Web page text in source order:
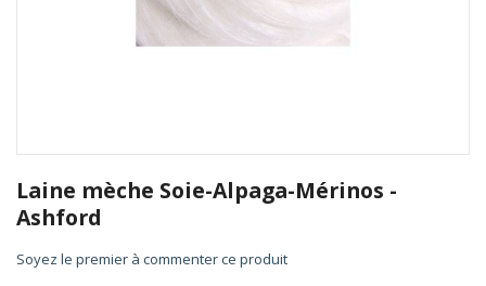
to
the
beginning
the
Laine mèche Soie-Alpaga-Mérinos -
Ashford
Soyez le premier à commenter ce produit